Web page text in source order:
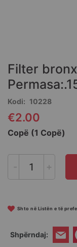
beginning
of
the
images
gallery
Filter
Kodi 10228
€2.00
Copë (1 Copë)
- +
Shto në Listën e të
Shpërndaj: